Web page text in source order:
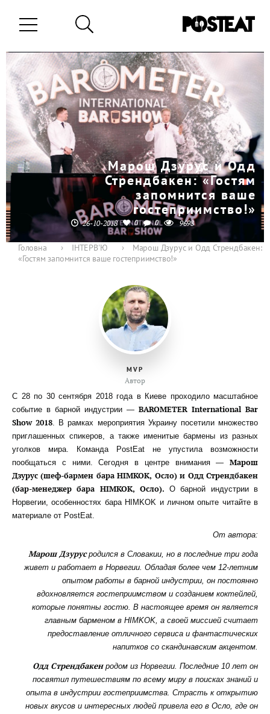
Марош Дзурус и Одд
Стрендбакен: «Гостям
запомнится ваше
гостеприимство!»
26-10-2018 0 0 9698
Головна › ІНТЕРВ'Ю ›
Марош Дзурус и Одд Стрендбакен:
«Гостям запомнится ваше гостеприимство!»
MVP
Автор
С 28 по 30 сентября 2018 года в Киеве проходило масштабное
событие в барной индустрии — BAROMETER International Bar
Show 2018. В рамках мероприятия Украину посетили множество
приглашенных спикеров, а также именитые бармены из разных
уголков мира. Команда PostEat не упустила возможности
пообщаться с ними. Сегодня в центре внимания — Марош
Дзурус (шеф-бармен бара HIMKOK, Осло) и Одд Стрендбакен
(бар-менеджер бара HIMKOK, Осло).О барной индустрии в
Норвегии, особенностях бара HIMKOK и личном опыте читайте в
материале от PostEat.
От автора:
Марош Дзурусродился в Словакии, но в последние три года
живет и работает в Норвегии. Обладая более чем 12-летним
опытом работы в барной индустрии, он постоянно
вдохновляется гостеприимством и созданием коктейлей,
которые понятны гостю. В настоящее время он является
главным барменом в HIMKOK, а своей миссией считает
предоставление отличного сервиса и фантастических
напитков со скандинавским акцентом.
Одд Стрендбакенродом из Норвегии. Последние 10 лет он
посвятил путешествиям по всему миру в поисках знаний и
опыта в индустрии гостеприимства. Страсть к открытию
новых вкусов и интересных людей привела его в Осло, где он